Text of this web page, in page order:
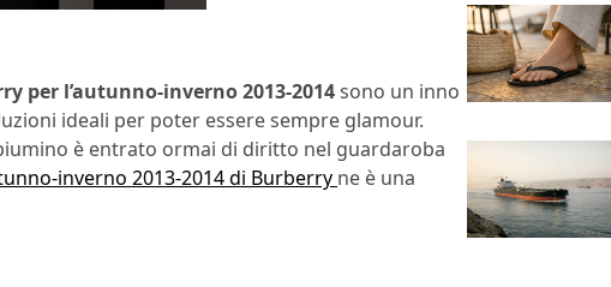
per l’autunno-inverno 2013-2014sono un inno
ideali per poter essere sempre glamour.
è entrato ormai di diritto nel guardaroba
inverno 2013-2014 di Burberry ne è una